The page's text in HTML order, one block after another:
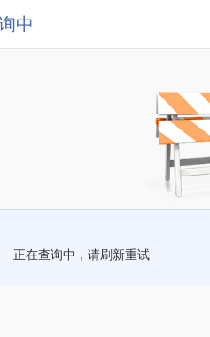
中
正在查询中，请刷新重试